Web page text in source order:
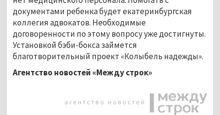
документами ребенка будет екатеринбургская
коллегия адвокатов. Необходимые
договоренности по этому вопросу уже достигнуты.
Установкой бэби-бокса займется
благотворительный проект «Колыбель надежды».
Агентство новостей «Между строк»